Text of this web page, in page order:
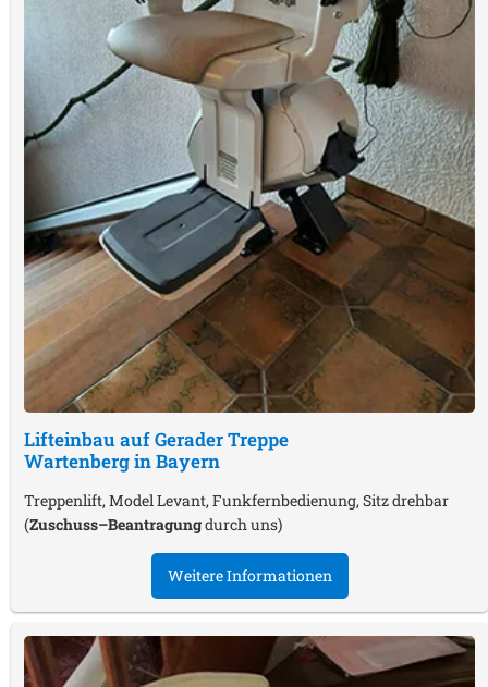
Lifteinbau auf Gerader Treppe
Wartenberg in Bayern
Treppenlift, Model Levant, Funkfernbedienung, Sitz drehbar
(Zuschuss–Beantragungdurch uns)
Weitere Informationen